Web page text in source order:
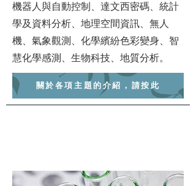
機器人與自動控制、達文西密碼、統計
學及資料分析、地理空間資訊、無人
機、氣象觀測、化學繽紛色彩變身、智
慧化學感測、生物科技、地質分析。
關於各項主題的介紹，請按此